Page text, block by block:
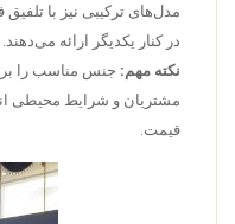
مدل‌های ترکیبی نیز با
در کنار یکدیگر ارائه می‌دهند.
نکته مهم: جنس مناسب را بر
مشتریان و شرایط محیطی
قیمت.